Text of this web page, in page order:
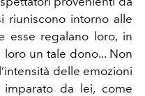
riuniscono intorno alle
esse regalano loro, in
un tale dono... Non
delle emozioni
da lei, come